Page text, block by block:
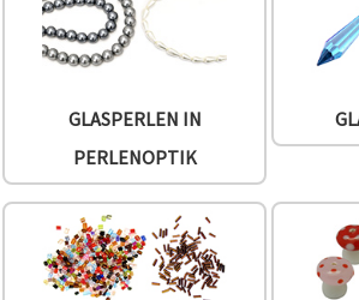
GLASPERLEN IN
PERLENOPTIK